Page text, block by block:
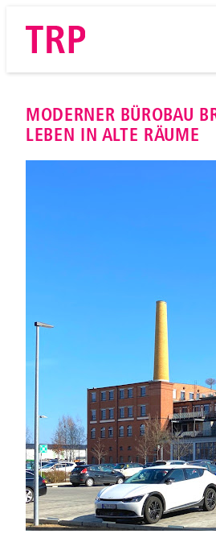
MODERNER BÜROBAU
LEBEN IN ALTE RÄUME